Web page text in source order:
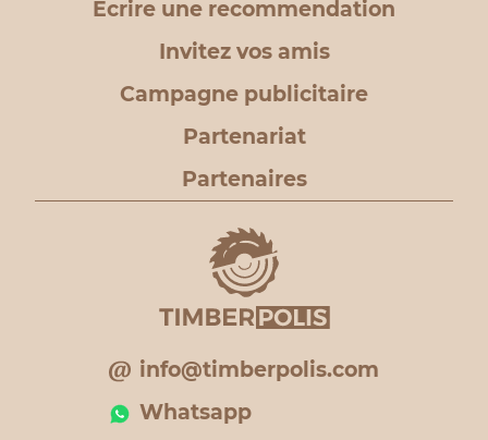
Ecrire une recommendation
Invitez vos amis
Campagne publicitaire
Partenariat
Partenaires
info@timberpolis.com
Whatsapp